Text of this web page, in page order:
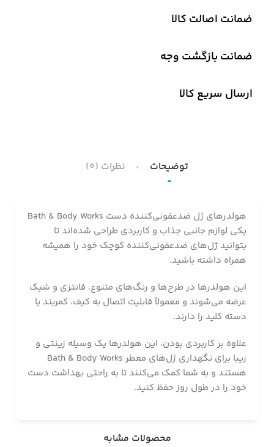
ضمانت اصالت کالا
ضمانت بازگشت وجه
ارسال سریع کالا
توضیحات نظرات (0)
هولدرهای ژل ضدعفونی‌کننده دست Bath & Body Works
یکی لوازم جانبی جذاب و کاربردی طراحی شده‌اند تا
بتوانید ژل‌های ضدعفونی‌کننده کوچک خود را همیشه
همراه داشته باشید.
این هولدرها در طرح‌ها و رنگ‌های متنوع، فانتزی و شیک
عرضه می‌شوند و معمولاً قابلیت اتصال به کیف، کمربند یا
دسته کلید را دارند.
علاوه بر کاربردی بودن، این هولدرها یک وسیله زینتی و
زیبا برای نگهداری ژل‌های معطر Bath & Body Works
هستند و به شما کمک می‌کنند تا به راحتی بهداشت دست
خود را در طول روز حفظ کنید.
محصولات مشابه